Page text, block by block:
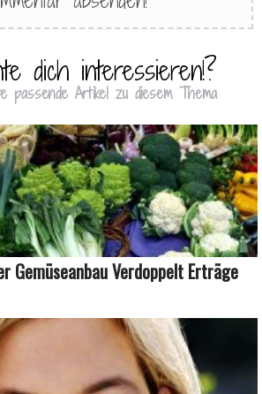
dich interessieren!?
passende Artikel zu diesem Thema
Gemüseanbau Verdoppelt Erträge